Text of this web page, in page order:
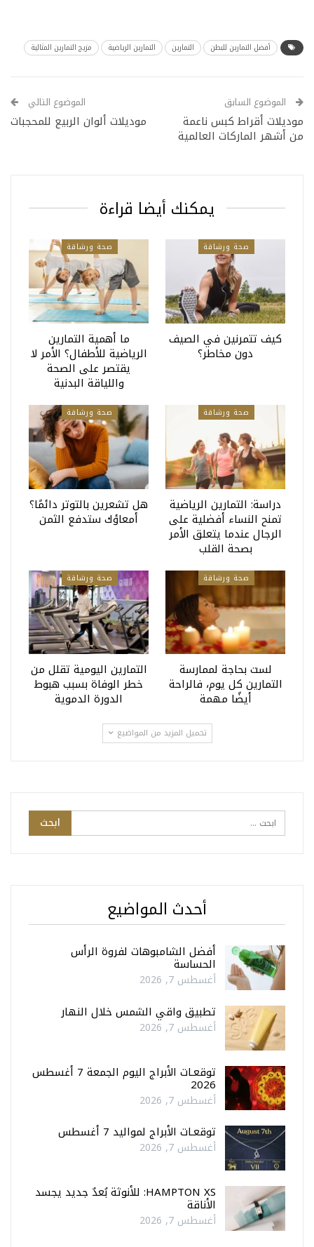
أفضل التمارين للبطن التمارين التمارين الرياضية مزيج التمارين المثالية
الموضوع السابق
موديلات أقراط كبس ناعمة
من أشهر الماركات العالمية
الموضوع التالي
موديلات ألوان الربيع للمحجبات
يمكنك أيضا قراءة
صحة ورشاقة
كيف تتمرنين في الصيف
دون مخاطر؟
صحة ورشاقة
ما أهمية التمارين
الرياضية للأطفال؟ الأمر لا
يقتصر على الصحة
واللياقة البدنية
صحة ورشاقة
دراسة: التمارين الرياضية
تمنح النساء أفضلية على
الرجال عندما يتعلق الأمر
بصحة القلب
صحة ورشاقة
هل تشعرين بالتوتر دائمًا؟
أمعاؤك ستدفع الثمن
صحة ورشاقة
لست بحاجة لممارسة
التمارين كل يوم، فالراحة
أيضًا مهمة
صحة ورشاقة
التمارين اليومية تقلل من
خطر الوفاة بسبب هبوط
الدورة الدموية
تحميل المزيد من المواضيع
أحدث المواضيع
أفضل الشامبوهات لفروة الرأس
الحساسة
أغسطس 7, 2026
تطبيق واقي الشمس خلال النهار
أغسطس 7, 2026
توقعـات الأبراج اليوم الجمعة 7 أغسطس
2026
أغسطس 7, 2026
توقعـات الأبراج لمواليد 7 أغسطس
أغسطس 7, 2026
HAMPTON XS: للأنوثة بُعدٌ جديد يجسد
الأناقة
أغسطس 7, 2026